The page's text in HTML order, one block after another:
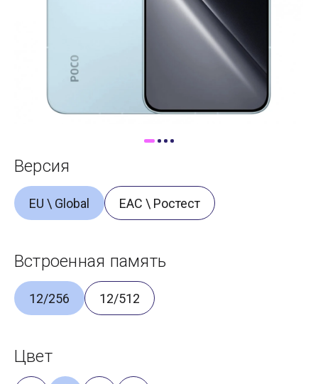
Trade-In
Версия
EU \ Global ЕАС \ Ростест
Встроенная память
12/256 12/512
Цвет